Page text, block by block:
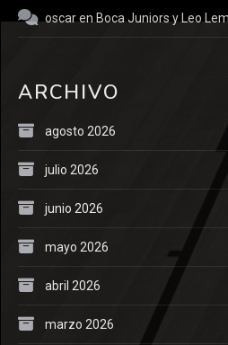
oscaren Boca Juniors y Leo
ARCHIVO
agosto 2026
julio 2026
junio 2026
mayo 2026
abril 2026
marzo 2026